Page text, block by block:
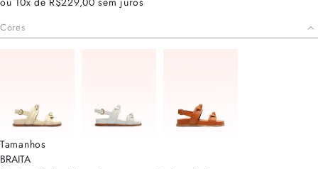
Cores
Tamanhos
BRAITA